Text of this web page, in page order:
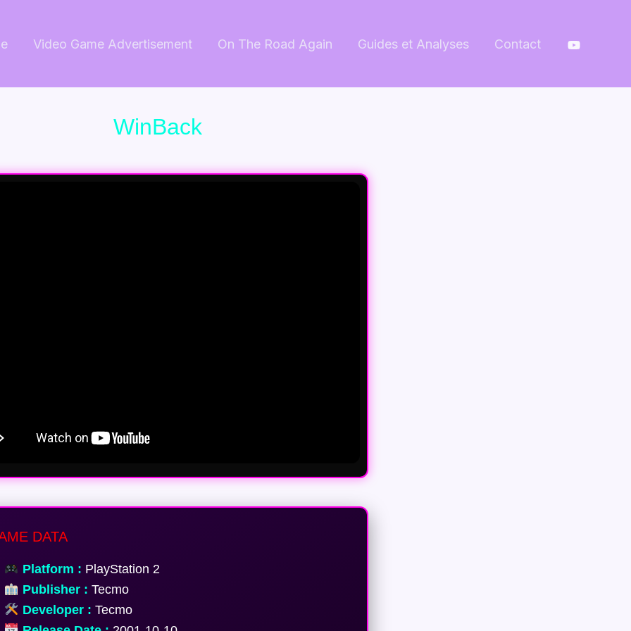
Video Game Advertisement On The Road Again Guides et Analyses Contact
WinBack
DATA
Platform : PlayStation 2
Publisher : Tecmo
Developer : Tecmo